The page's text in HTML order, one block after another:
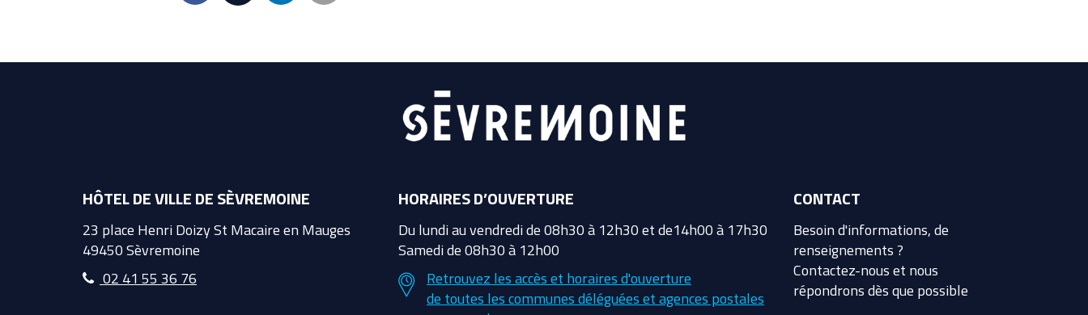
HÔTEL DE VILLE DE SÈVREMOINE
23 place Henri Doizy St Macaire en Mauges
49450 Sèvremoine
02 41 55 36 76
HORAIRES D’OUVERTURE
Du lundi au vendredi de 08h30 à 12h30 et de14h00 à 17h30
Samedi de 08h30 à 12h00
Retrouvez les accès et horaires d'ouverture
de toutes les communes déléguées et agences postales
CONTACT
Besoin d'informations, de
renseignements ?
Contactez-nous et nous
répondrons dès que possible